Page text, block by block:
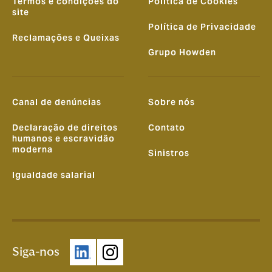
site
Reclamações e Queixas
Política de Privacidade
Grupo Howden
Canal de denúncias
Declaração de direitos
humanos e escravidão
moderna
Igualdade salarial
Sobre nós
Contato
Sinistros
Siga-nos